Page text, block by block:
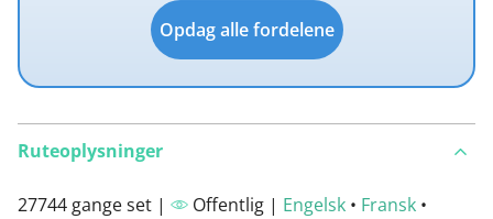
Opdag alle fordelene
Ruteoplysninger
27744 gange set | Offentlig | Engelsk • Fransk •